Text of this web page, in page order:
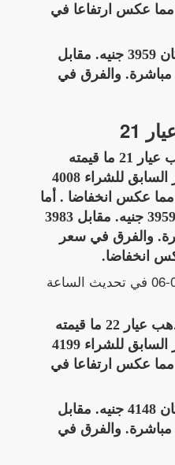
بلغ -23 جنيه مما عكس ارتفاعا في
أما عن أخر سعر للبيع فكان 3959 جنيه. مقابل
مباشرة. والفرق في
21
بلغ آخر سعر لشراء الذهب عيار 21 ما قيمته
3985 جنيه، وسجل السعر السابق للشراء 4008
بلغ -23 جنيه مما عكس انخفاضا . أما
عن أخر سعر للبيع فكان 3959 جنيه. مقابل 3983
والفرق في سعر
تراجع سعر الذهب اليوم 2025-02-06 في تحديث الساعة
وصل آخر سعر لشراء الذهب عيار 22 ما قيمته
4174 جنيه، وسجل السعر السابق للشراء 4199
بلغ -25 جنيه مما عكس ارتفاعا في
أما عن أخر سعر للبيع فكان 4148 جنيه. مقابل
مباشرة. والفرق في